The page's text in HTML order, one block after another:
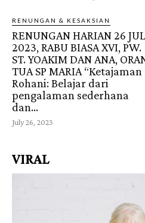
RENUNGAN & KESAKSIAN
RENUNGAN HARIAN 26
2023, RABU BIASA XVI, PW.
ST. YOAKIM DAN ANA,
TUA SP MARIA “Ketajaman
Rohani: Belajar dari
pengalaman sederhana
dan...
July 26, 2023
VIRAL